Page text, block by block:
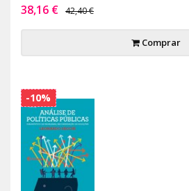
38,16 € 42,40 €
Comprar
-10%